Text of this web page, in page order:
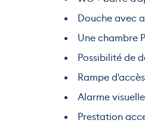
Douche avec
Une chambre
Possibilité de
Rampe d'accès
Alarme
Prestation